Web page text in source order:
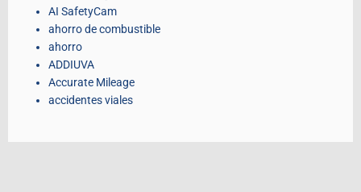
AI SafetyCam
ahorro de combustible
ahorro
ADDIUVA
Accurate Mileage
accidentes viales